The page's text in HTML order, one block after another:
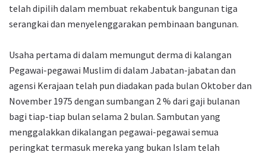
telah dipilih dalam membuat rekabentuk bangunan tiga
serangkai dan menyelenggarakan pembinaan bangunan.
Usaha pertama di dalam memungut derma di kalangan
Pegawai-pegawai Muslim di dalam Jabatan-jabatan dan
agensi Kerajaan telah pun diadakan pada bulan Oktober dan
November 1975 dengan sumbangan 2 % dari gaji bulanan
bagi tiap-tiap bulan selama 2 bulan. Sambutan yang
menggalakkan dikalangan pegawai-pegawai semua
peringkat termasuk mereka yang bukan Islam telah